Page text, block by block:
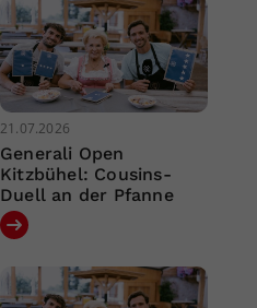
21.07.2026
Generali Open
Kitzbühel: Cousins-
Duell an der Pfanne